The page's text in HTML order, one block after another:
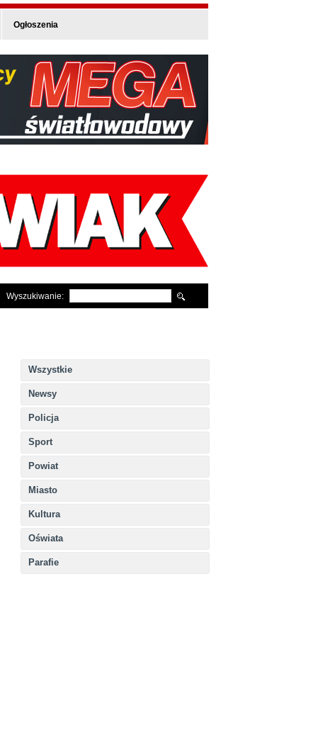
Ogłoszenia
Wyszukiwanie:
Wszystkie
Newsy
Policja
Sport
Powiat
Miasto
Kultura
Oświata
Parafie